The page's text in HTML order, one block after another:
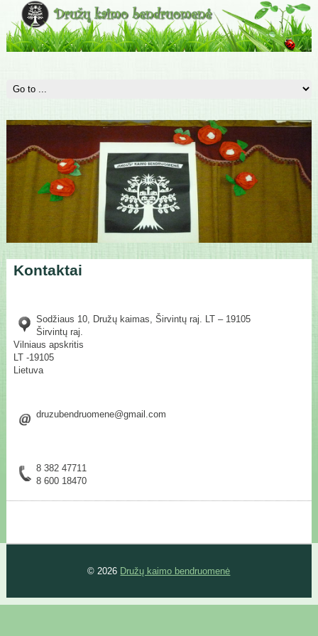
Kontaktai
Sodžiaus 10, Družų kaimas, Širvintų raj. LT – 19105
Širvintų raj.
Vilniaus apskritis
LT -19105
Lietuva
druzubendruomene@gmail.com
8 382 47711
8 600 18470
© 2026 Družų kaimo bendruomenė